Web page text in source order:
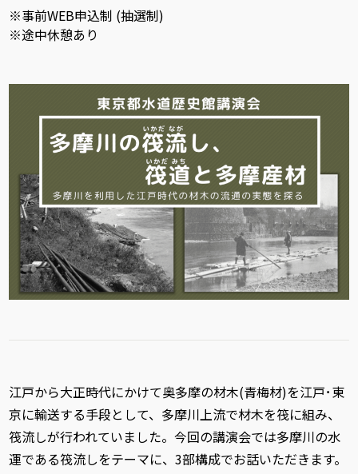
※事前WEB申込制 (抽選制)
※途中休憩あり
江戸から大正時代にかけて奥多摩の材木(青梅材)を江戸･東
京に輸送する手段として、多摩川上流で材木を筏に組み、
筏流しが行われていました。今回の講演会では多摩川の水
運である筏流しをテーマに、3部構成でお話いただきます。